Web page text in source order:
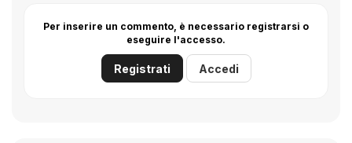
Per inserire un commento, è necessario registrarsi o
eseguire l'accesso.
Registrati Accedi